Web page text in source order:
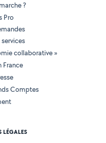
?
Pro
collaborative »
France
Comptes